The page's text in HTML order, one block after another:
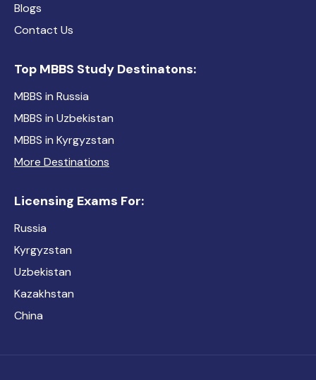
Blogs
Contact Us
Top MBBS Study Destinatons:
MBBS in Russia
MBBS in Uzbekistan
MBBS in Kyrgyzstan
More Destinations
Licensing Exams For:
Russia
Kyrgyzstan
Uzbekistan
Kazakhstan
China